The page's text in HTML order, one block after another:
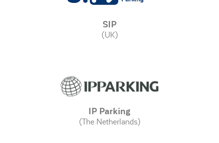
SIP
(UK)
IP Parking
(The Netherlands)